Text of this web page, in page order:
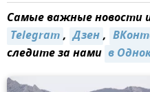
Самые важные новости
Telegram, Дзен,
следите за нами в